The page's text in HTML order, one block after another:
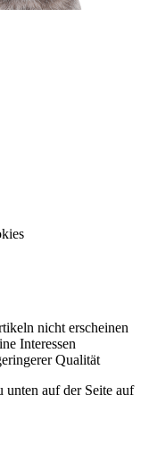
nicht erscheinen
Interessen
Qualität
unten auf der Seite auf